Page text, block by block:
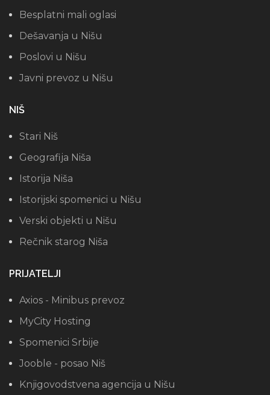
Besplatni mali oglasi
Dešavanja u Nišu
Poslovi u Nišu
Javni prevoz u Nišu
NIŠ
Stari Niš
Geografija Niša
Istorija Niša
Istorijski spomenici u Nišu
Verski objekti u Nišu
Rečnik starog Niša
PRIJATELJI
Axios - Minibus prevoz
MyCity Hosting
Spomenici Srbije
Jooble - posao Niš
Knjigovodstvena agencija u Nišu